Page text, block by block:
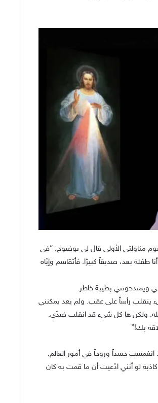
مناولتي الأولى قال لي بوضوح: “في
بعد، صديقاً كبيرًا. فأتقاسم وإيّاه
ويمتدحونني بطيبة خاطر.
ينقلب رأساً على عقب. ولم يعد يمكنني
ولكن ها كل شيء قد انقلب ضدّي.
بك!”
انغمست جسداً وروحاً في أمور العالم.
لو أنني ادّعيت أن ما قمت به كان